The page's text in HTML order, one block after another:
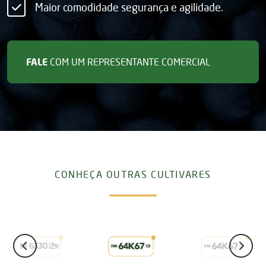
Maior comodidade segurança e agilidade.
FALE COM UM REPRESENTANTE COMERCIAL
CONHEÇA OUTRAS CULTIVARES